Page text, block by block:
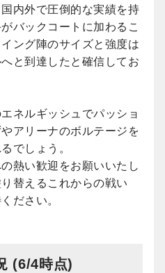
内外で圧倒的な実績を持
バックコートに加わるこ
ング陣のサイズと強度は
と到達したと確信してお
ネルギッシュでパッショ
アリーナのボルテージを
でしょう。
熱い歓迎をお願いいたし
替えるこれからの戦い
ださい。
(6/4時点)